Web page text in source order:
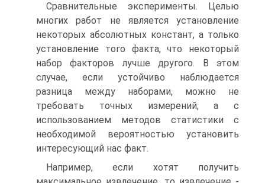
Сравнительные эксперименты. Целью
многих работ не является установление
некоторых абсолютных констант, а только
установление того факта, что некоторый
набор факторов лучше другого. В этом
случае, если устойчиво наблюдается
разница между наборами, можно не
требовать точных измерений, а с
использованием методов статистики с
необходимой вероятностью установить
интересующий нас факт.
Например, если хотят получить